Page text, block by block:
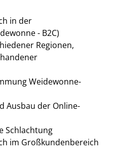
in der
- B2C)
Regionen,
Weidewonne-
Ausbau der Online-
Schlachtung
im Großkundenbereich